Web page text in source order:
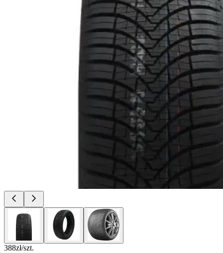
388zł/szt.